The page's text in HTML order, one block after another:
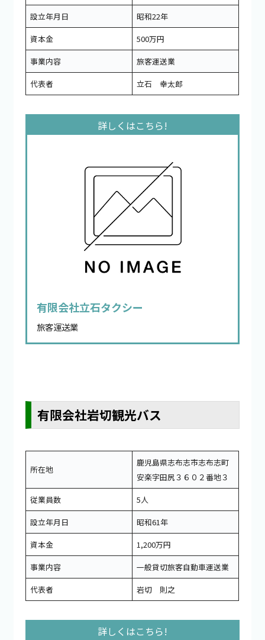
設立年月日
昭和22年
資本金
500万円
事業内容
旅客運送業
代表者
立石 幸太郎
有限会社立石タクシー
旅客運送業
有限会社岩切観光バス
所在地
鹿児島県志布志市志布志町
安楽字田尻３６０２番地３
従業員数
5人
設立年月日
昭和61年
資本金
1,200万円
事業内容
一般貸切旅客自動車運送業
代表者
岩切 則之